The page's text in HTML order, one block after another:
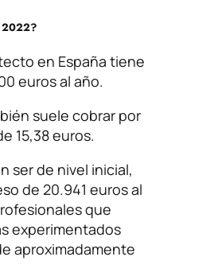
2022?
en España tiene
euros al año.
suele cobrar por
15,38 euros.
ser de nivel inicial,
de 20.941 euros al
que
experimentados
aproximadamente